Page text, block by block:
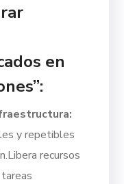
en
y repetibles
Libera recursos